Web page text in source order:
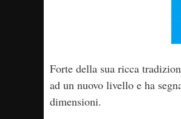
Forte della sua ricca
ad un nuovo livello e ha
dimensioni.